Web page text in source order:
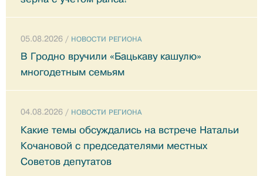
05.08.2026 / НОВОСТИ РЕГИОНА
В Гродно вручили «Бацькаву кашулю»
многодетным семьям
04.08.2026 / НОВОСТИ РЕГИОНА
Какие темы обсуждались на встрече Натальи
Кочановой с председателями местных
Советов депутатов